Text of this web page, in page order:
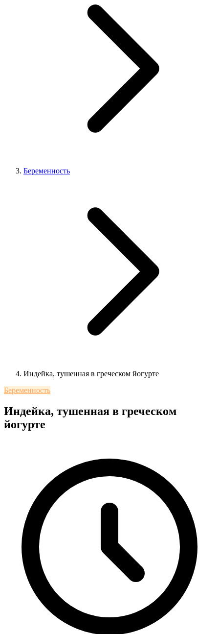
Беременность
Индейка, тушенная в греческом йогурте
Беременность
Индейка, тушенная в греческом
йогурте